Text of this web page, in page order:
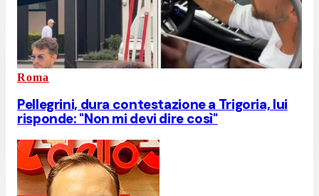
Roma
Pellegrini, dura contestazione a Trigoria, lui
risponde: "Non mi devi dire così"